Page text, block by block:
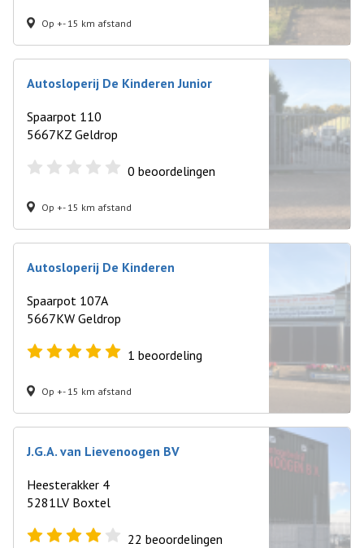
Op +- 15 km afstand
Autosloperij De Kinderen Junior
Spaarpot 110
5667KZ Geldrop
0 beoordelingen
Op +- 15 km afstand
Autosloperij De Kinderen
Spaarpot 107A
5667KW Geldrop
1 beoordeling
Op +- 15 km afstand
J.G.A. van Lievenoogen BV
Heesterakker 4
5281LV Boxtel
22 beoordelingen